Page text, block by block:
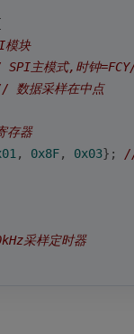
块
主模式,时钟
数据采样在中点
存器
, 0x8F, 0x03};
采样定时器